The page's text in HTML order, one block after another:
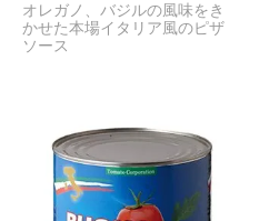
オレガノ、バジルの風味をき
かせた本場イタリア風のピザ
ソース